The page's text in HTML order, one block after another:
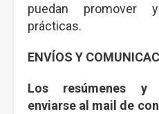
puedan promover
prácticas.
ENVÍOS Y
Los resúmenes y
enviarse al mail de